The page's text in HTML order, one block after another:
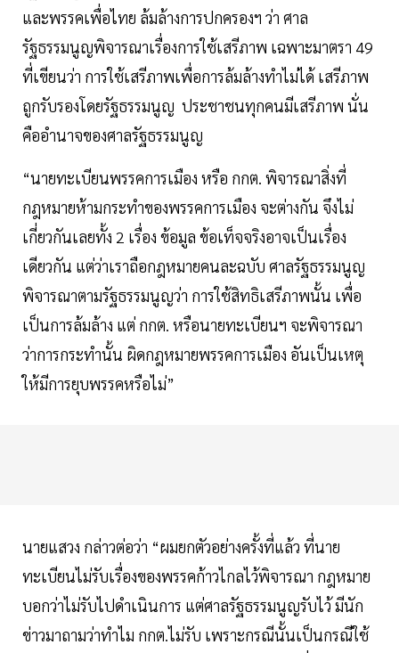
และพรรคเพื่อไทย ล้มล้างการปกครองฯ ว่า ศาล
รัฐธรรมนูญพิจารณาเรื่องการใช้เสรีภาพ เฉพาะมาตรา 49
ที่เขียนว่า การใช้เสรีภาพเพื่อการล้มล้างทำไม่ได้ เสรีภาพ
ถูกรับรองโดยรัฐธรรมนูญ ประชาชนทุกคนมีเสรีภาพ นั่น
คืออำนาจของศาลรัฐธรรมนูญ
“นายทะเบียนพรรคการเมือง หรือ กกต. พิจารณาสิ่งที่
กฎหมายห้ามกระทำของพรรคการเมือง จะต่างกัน จึงไม่
เกี่ยวกันเลยทั้ง 2 เรื่อง ข้อมูล ข้อเท็จจริงอาจเป็นเรื่อง
เดียวกัน แต่ว่าเราถือกฎหมายคนละฉบับ ศาลรัฐธรรมนูญ
พิจารณาตามรัฐธรรมนูญว่า การใช้สิทธิเสรีภาพนั้น เพื่อ
เป็นการล้มล้าง แต่ กกต. หรือนายทะเบียนฯ จะพิจารณา
ว่าการกระทำนั้น ผิดกฎหมายพรรคการเมือง อันเป็นเหตุ
ให้มีการยุบพรรคหรือไม่”
นายแสวง กล่าวต่อว่า “ผมยกตัวอย่างครั้งที่แล้ว ที่นาย
ทะเบียนไม่รับเรื่องของพรรคก้าวไกลไว้พิจารณา กฎหมาย
บอกว่าไม่รับไปดำเนินการ แต่ศาลรัฐธรรมนูญรับไว้ มีนัก
ข่าวมาถามว่าทำไม กกต.ไม่รับ เพราะกรณีนั้นเป็นกรณีใช้